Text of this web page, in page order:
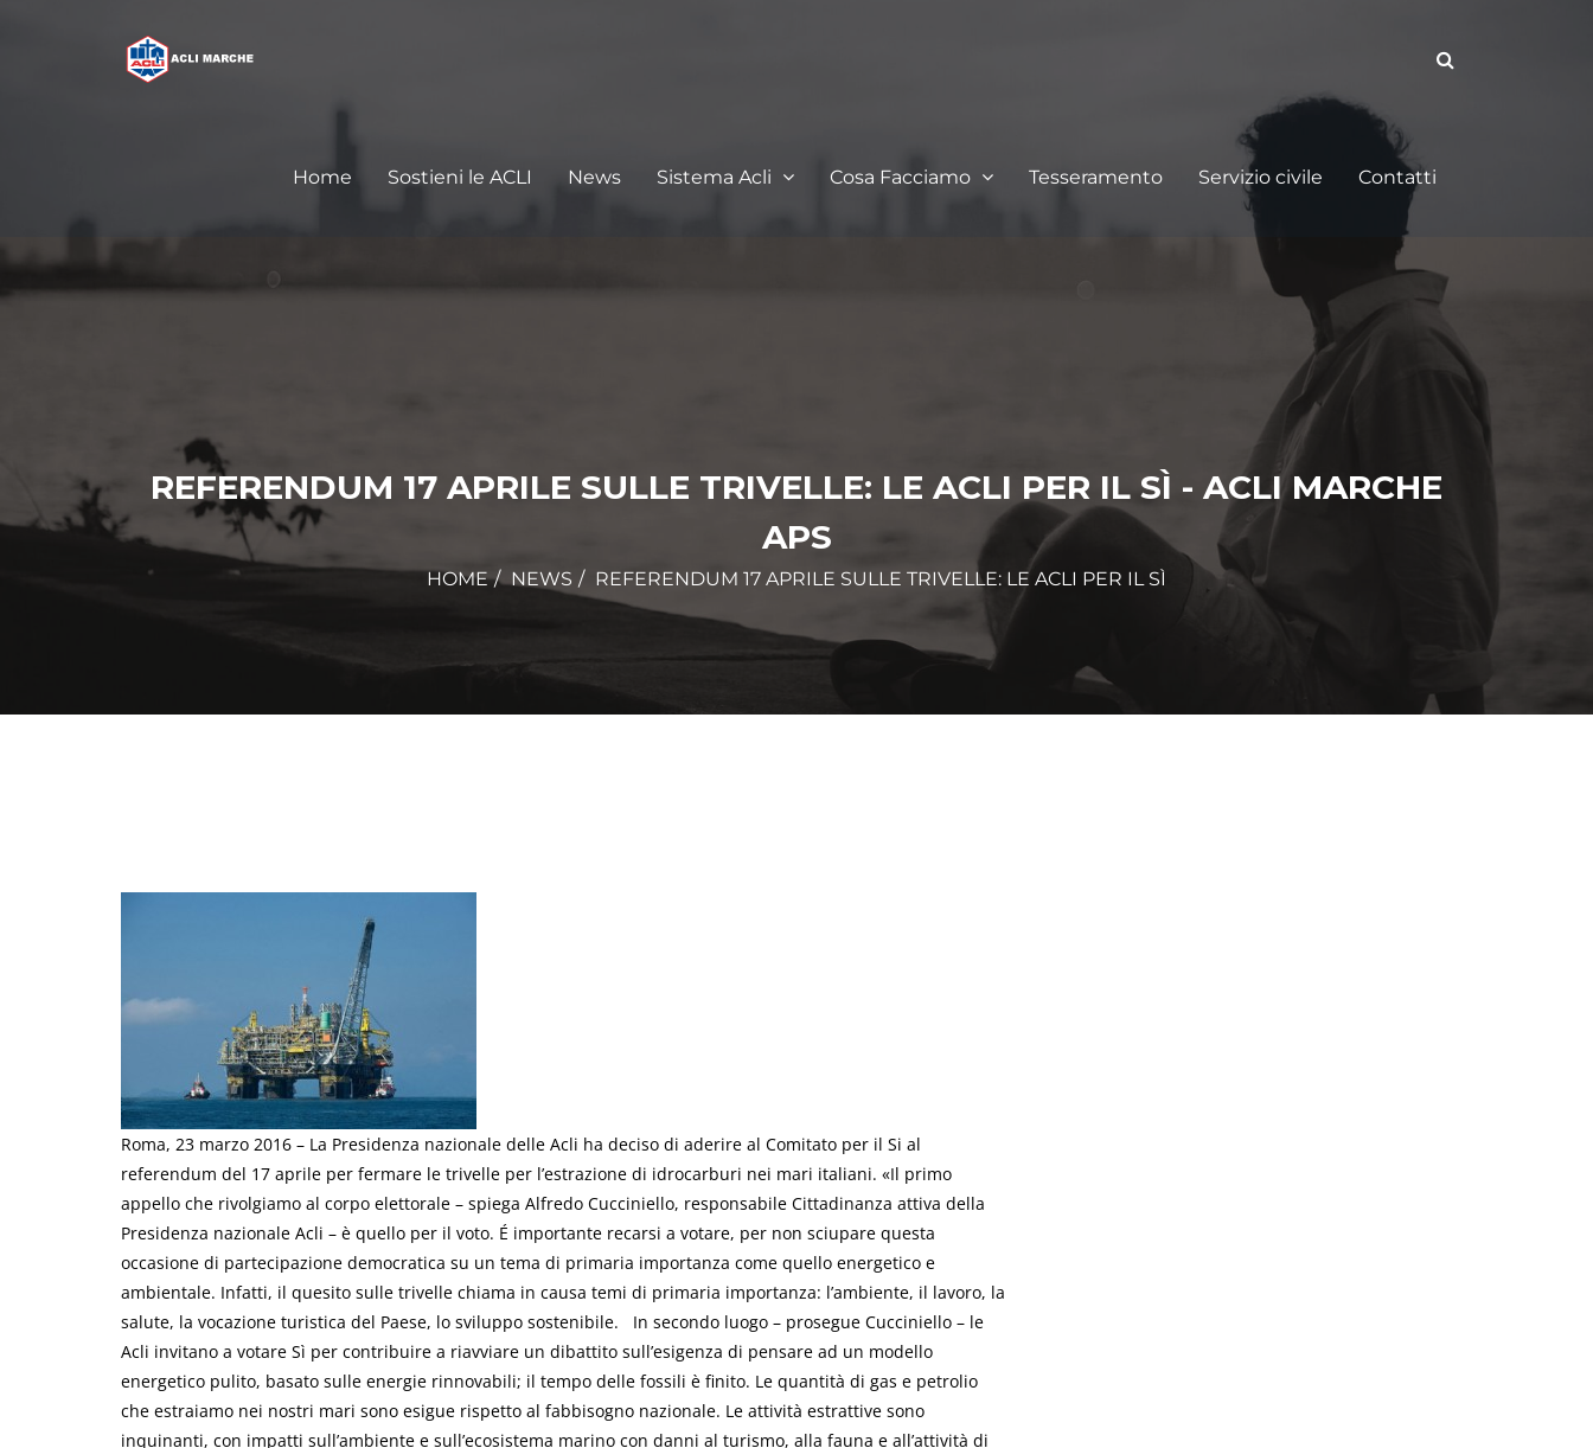
Home Sostieni le ACLI News Sistema Acli Cosa Facciamo Tesseramento Servizio civile Contatti
REFERENDUM 17 APRILE SULLE TRIVELLE: LE ACLI PER IL SÌ - ACLI MARCHE
APS
HOME NEWS REFERENDUM 17 APRILE SULLE TRIVELLE: LE ACLI PER IL SÌ
Roma, 23 marzo 2016 – La Presidenza nazionale delle Acli ha deciso di aderire al Comitato per il Si al
referendum del 17 aprile per fermare le trivelle per l’estrazione di idrocarburi nei mari italiani. «Il primo
appello che rivolgiamo al corpo elettorale – spiega Alfredo Cucciniello, responsabile Cittadinanza attiva della
Presidenza nazionale Acli – è quello per il voto. É importante recarsi a votare, per non sciupare questa
occasione di partecipazione democratica su un tema di primaria importanza come quello energetico e
ambientale. Infatti, il quesito sulle trivelle chiama in causa temi di primaria importanza: l’ambiente, il lavoro, la
salute, la vocazione turistica del Paese, lo sviluppo sostenibile. In secondo luogo – prosegue Cucciniello – le
Acli invitano a votare Sì per contribuire a riavviare un dibattito sull’esigenza di pensare ad un modello
energetico pulito, basato sulle energie rinnovabili; il tempo delle fossili è finito. Le quantità di gas e petrolio
che estraiamo nei nostri mari sono esigue rispetto al fabbisogno nazionale. Le attività estrattive sono
inquinanti, con impatti sull’ambiente e sull’ecosistema marino con danni al turismo, alla fauna e all’attività di